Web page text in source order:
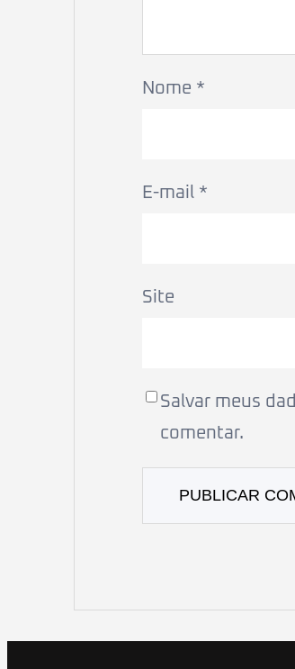
Nome *
E-mail *
Site
Salvar meus
comentar.